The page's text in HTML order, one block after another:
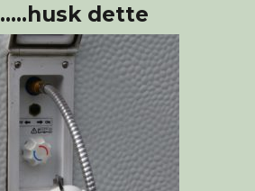
dette